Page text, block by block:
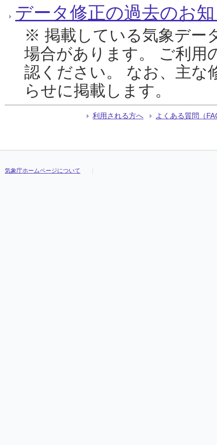
データ修正の過去のお
※ 掲載している気象デー
場合があります。 ご利用
認ください。 なお、主な
らせに掲載します。
利用される方へ よくある質問（
気象庁ホームページについて